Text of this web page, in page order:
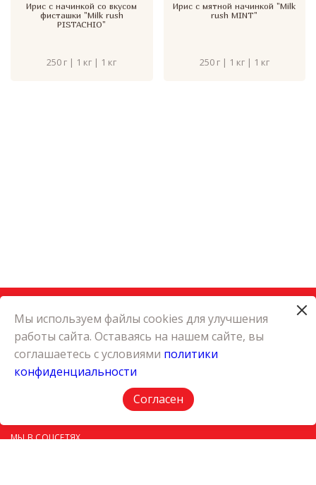
Ирис с начинкой со вкусом
фисташки "Milk rush
PISTACHIO"
250 г | 1 кг | 1 кг
Ирис с мятной начинкой "Milk
rush MINT"
250 г | 1 кг | 1 кг
КАТАЛОГ
КАРЬЕРА
О КОМПАНИИ
ПОЛИТИКА КОНФИДЕНЦИАЛЬНОСТИ
МЫ В СОЦСЕТЯХ
Мы используем файлы cookies для улучшения
работы сайта. Оставаясь на нашем сайте, вы
соглашаетесь с условиями политики
конфиденциальности
Согласен